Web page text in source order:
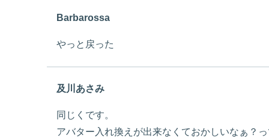
Barbarossa
やっと戻った
及川あさみ
同じくです。
アバター入れ換えが出来なくておかしいなぁ？